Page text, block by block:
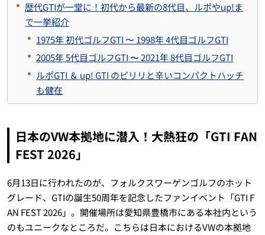
歴代GTIが一堂に！初代から最新の8代目、ルポやup!ま
で一挙紹介
1975年 初代ゴルフGTI 〜 1998年 4代目ゴルフGTI
2005年 5代目ゴルフGTI 〜 2021年 8代目ゴルフGTI
ルポGTI ＆ up! GTI のピリリと辛いコンパクトハッチ
も健在
日本のVW本拠地に潜入！大熱狂の「GTI FAN
FEST 2026」
6月13日に行われたのが、フォルクスワーゲンゴルフのホット
グレード、GTIの誕生50周年を記念したファンイベント「GTI F
AN FEST 2026」。開催場所は愛知県豊橋市にある本社内という
のもユニークなところだ。こちらは日本におけるVWの本拠地